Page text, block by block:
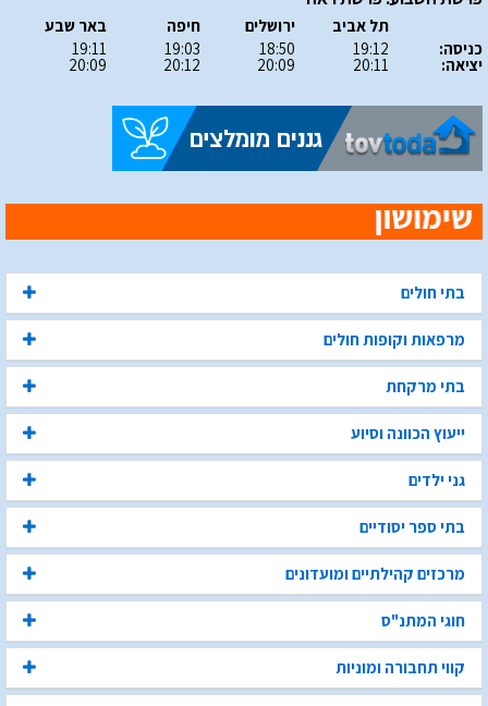
כניסה:
יציאה:
תל אביב
19:12
20:11
ירושלים
18:50
20:09
חיפה
19:03
20:12
באר שבע
19:11
20:09
בתי חולים
מרפאות וקופות חולים
בתי מרקחת
ייעוץ הכוונה וסיוע
גני ילדים
בתי ספר יסודיים
מרכזים קהילתיים ומועדונים
חוגי המתנ"ס
קווי תחבורה ומוניות